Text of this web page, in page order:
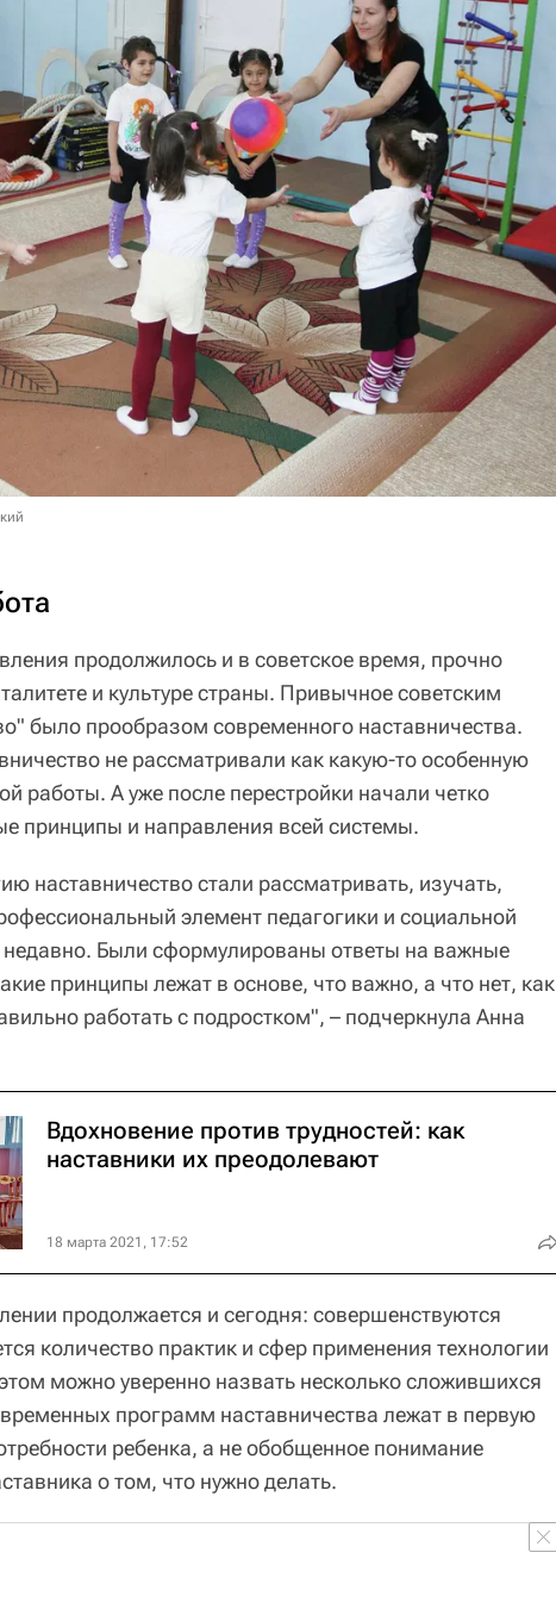
продолжилось и в советское время, прочно
и культуре страны. Привычное советским
было прообразом современного наставничества.
не рассматривали как какую-то особенную
работы. А уже после перестройки начали четко
принципы и направления всей системы.
наставничество стали рассматривать, изучать,
элемент педагогики и социальной
недавно. Были сформулированы ответы на важные
принципы лежат в основе, что важно, а что нет, как
работать с подростком", – подчеркнула Анна
Вдохновение против трудностей: как
наставники их преодолевают
18 марта 2021, 17:52
продолжается и сегодня: совершенствуются
количество практик и сфер применения технологии
можно уверенно назвать несколько сложившихся
программ наставничества лежат в первую
ребенка, а не обобщенное понимание
о том, что нужно делать.